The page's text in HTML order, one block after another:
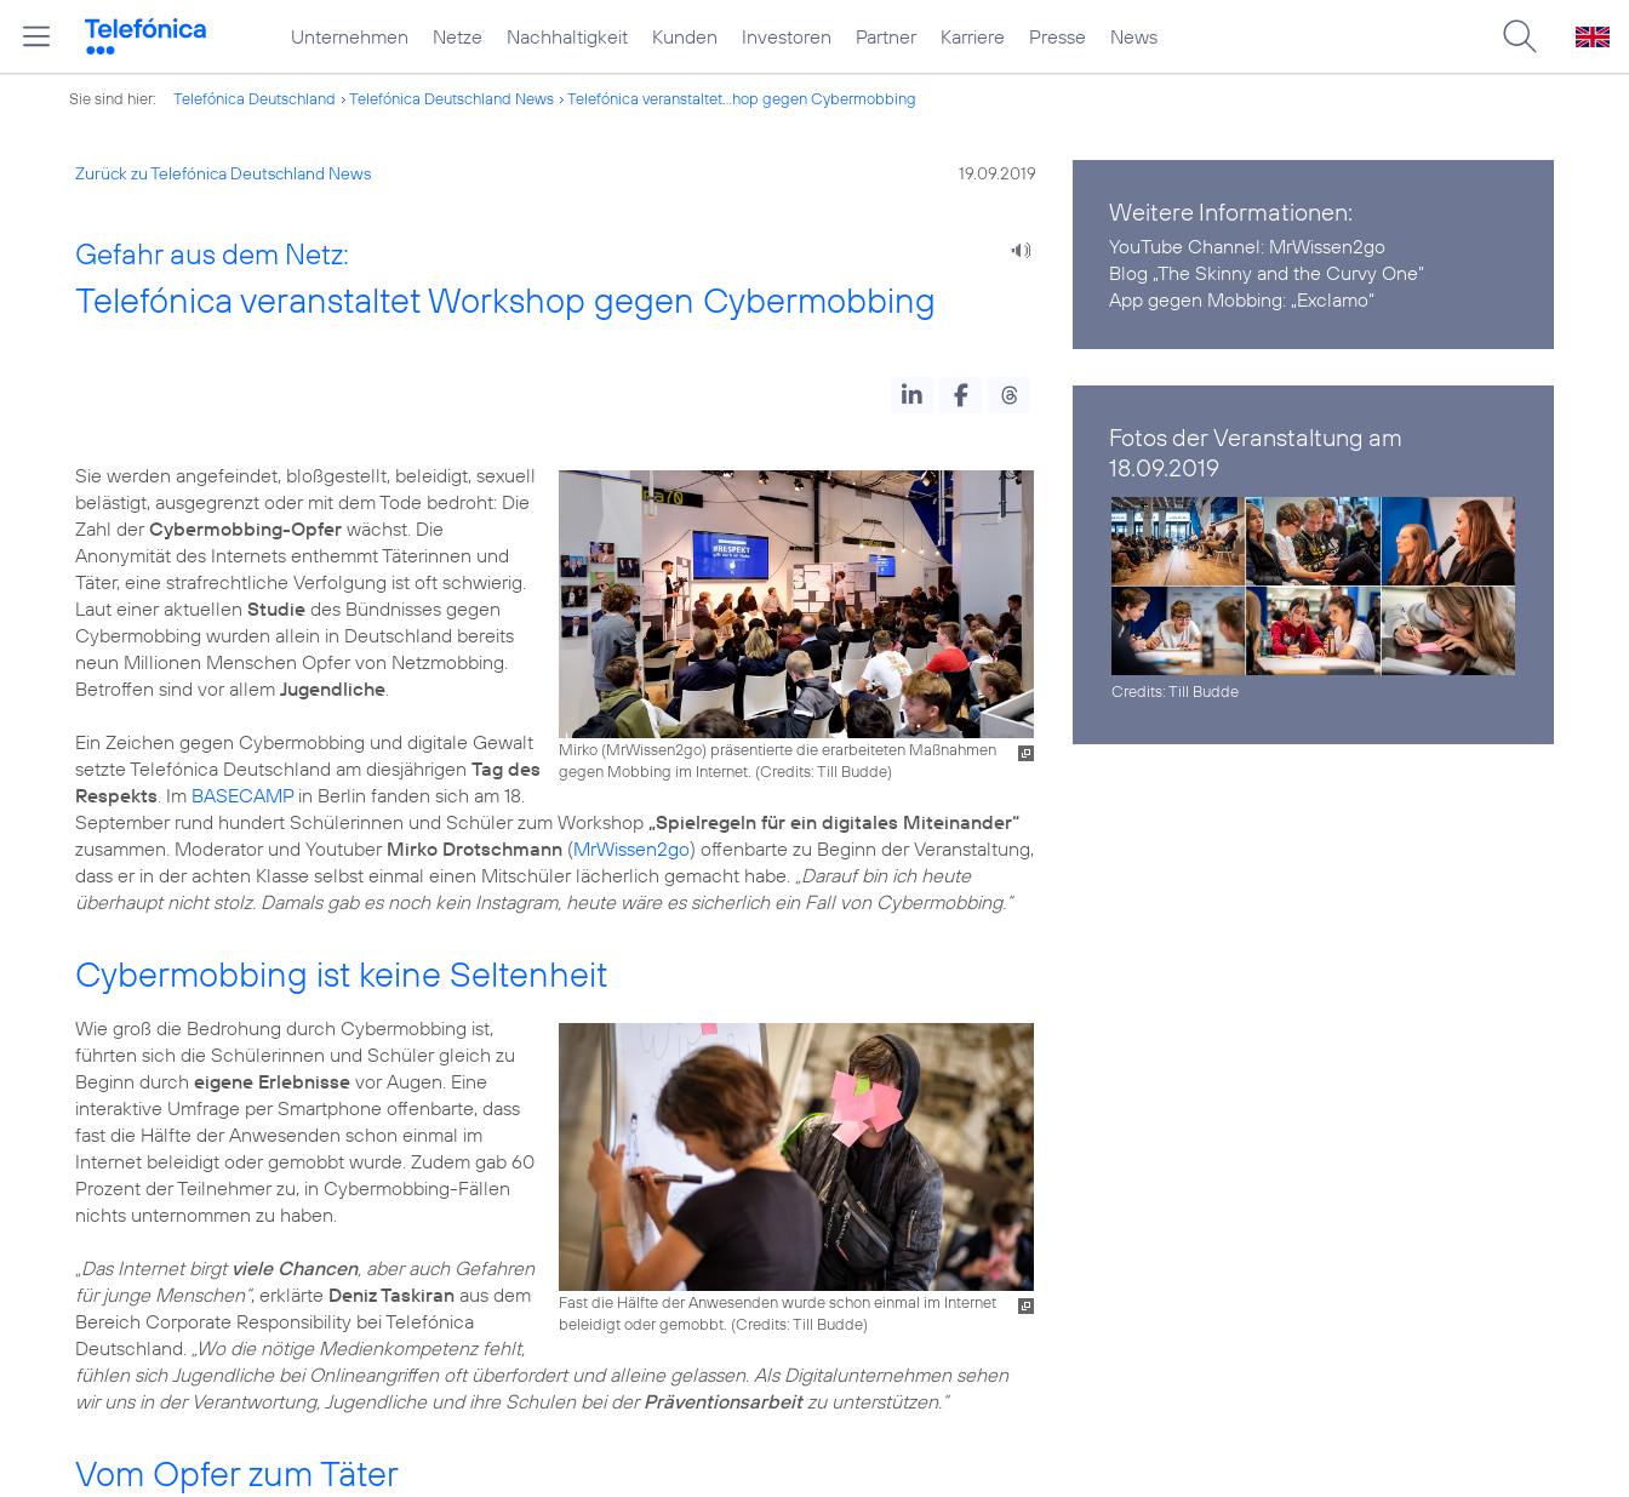
Unternehmen Netze Nachhaltigkeit Kunden Investoren Partner Karriere Presse News
Sie sind hier: Telefónica Deutschland Telefónica Deutschland News Telefónica veranstaltet...hop gegen Cybermobbing
Zurück zu Telefónica Deutschland News 19.09.2019
Gefahr aus dem Netz:
Telefónica veranstaltet Workshop gegen Cybermobbing
Mirko (MrWissen2go) präsentierte die erarbeiteten Maßnahmen
gegen Mobbing im Internet. (Credits: Till Budde)
Sie werden angefeindet, bloßgestellt, beleidigt, sexuell
belästigt, ausgegrenzt oder mit dem Tode bedroht: Die
Zahl derCybermobbing-Opfer wächst. Die
Anonymität des Internets enthemmt Täterinnen und
Täter, eine strafrechtliche Verfolgung ist oft schwierig.
Laut einer aktuellen Studie des Bündnisses gegen
Cybermobbing wurden allein in Deutschland bereits
neun Millionen Menschen Opfer von Netzmobbing.
Betroffen sind vor allem Jugendliche.
Ein Zeichen gegen Cybermobbing und digitale Gewalt
setzte Telefónica Deutschland am diesjährigen Tag des
Respekts. Im BASECAMPin Berlin fanden sich am 18.
September rund hundert Schülerinnen und Schüler zum Workshop „Spielregeln für ein digitales Miteinander“
zusammen. Moderator und Youtuber Mirko Drotschmann (MrWissen2go) offenbarte zu Beginn der Veranstaltung,
dass er in der achten Klasse selbst einmal einen Mitschüler lächerlich gemacht habe. „Darauf bin ich heute
überhaupt nicht stolz. Damals gab es noch kein Instagram, heute wäre es sicherlich ein Fall von Cybermobbing.“
Cybermobbing ist keine Seltenheit
Fast die Hälfte der Anwesenden wurde schon einmal im Internet
beleidigt oder gemobbt. (Credits: Till Budde)
Wie groß die Bedrohung durch Cybermobbing ist,
führten sich die Schülerinnen und Schüler gleich zu
Beginn durch eigene Erlebnisse vor Augen. Eine
interaktive Umfrage per Smartphone offenbarte, dass
fast die Hälfte der Anwesenden schon einmal im
Internet beleidigt oder gemobbt wurde. Zudem gab 60
Prozent der Teilnehmer zu, in Cybermobbing-Fällen
nichts unternommen zu haben.
„Das Internet birgt viele Chancen, aber auch Gefahren
für junge Menschen“, erklärte Deniz Taskiran aus dem
Bereich Corporate Responsibility bei Telefónica
Deutschland. „Wo die nötige Medienkompetenz fehlt,
fühlen sich Jugendliche bei Onlineangriffen oft überfordert und alleine gelassen. Als Digitalunternehmen sehen
wir uns in der Verantwortung, Jugendliche und ihre Schulen bei derPräventionsarbeitzu unterstützen.“
Vom Opfer zum Täter
Weitere Informationen:
YouTube Channel: MrWissen2go
Blog „The Skinny and the Curvy One”
App gegen Mobbing: „Exclamo“
Fotos der Veranstaltung am
18.09.2019
Credits: Till Budde